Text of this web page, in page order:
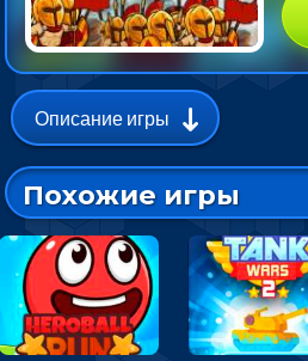
Описание игры
Похожие игры